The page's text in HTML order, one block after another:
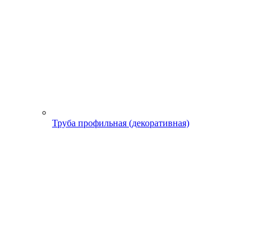
Труба профильная (декоративная)